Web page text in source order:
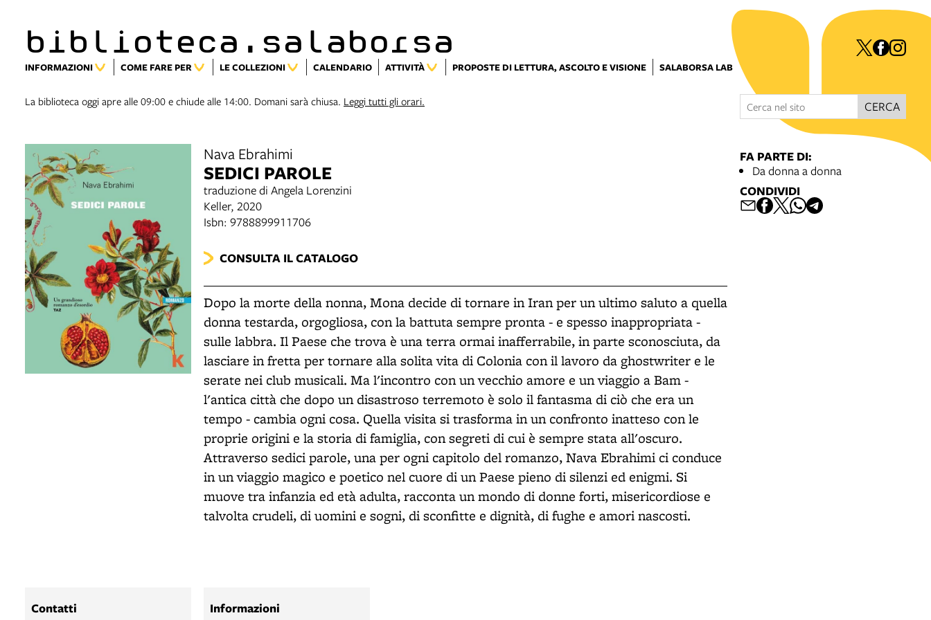
biblioteca.salaborsa
INFORMAZIONI COME FARE PER LE COLLEZIONI CALENDARIO ATTIVITÀ PROPOSTE DI LETTURA, ASCOLTO E VISIONE SALABORSA LAB
La biblioteca oggi apre alle 09:00 e chiude alle 14:00. Domani sarà chiusa. Leggi tutti gli orari. CERCA
Nava Ebrahimi
SEDICI PAROLE
traduzione di Angela Lorenzini
Keller, 2020
Isbn: 9788899911706
CONSULTA IL CATALOGO
Dopo la morte della nonna, Mona decide di tornare in Iran per un ultimo saluto a quella
donna testarda, orgogliosa, con la battuta sempre pronta - e spesso inappropriata -
sulle labbra. Il Paese che trova è una terra ormai inafferrabile, in parte sconosciuta, da
lasciare in fretta per tornare alla solita vita di Colonia con il lavoro da ghostwriter e le
serate nei club musicali. Ma l'incontro con un vecchio amore e un viaggio a Bam -
l'antica città che dopo un disastroso terremoto è solo il fantasma di ciò che era un
tempo - cambia ogni cosa. Quella visita si trasforma in un confronto inatteso con le
proprie origini e la storia di famiglia, con segreti di cui è sempre stata all'oscuro.
Attraverso sedici parole, una per ogni capitolo del romanzo, Nava Ebrahimi ci conduce
in un viaggio magico e poetico nel cuore di un Paese pieno di silenzi ed enigmi. Si
muove tra infanzia ed età adulta, racconta un mondo di donne forti, misericordiose e
talvolta crudeli, di uomini e sogni, di sconfitte e dignità, di fughe e amori nascosti.
FA PARTE DI:
Da donna a donna
CONDIVIDI
Contatti Informazioni